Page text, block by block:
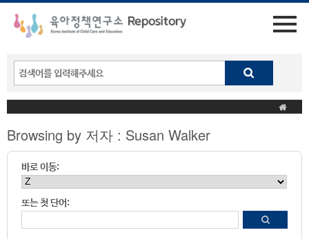
Browsing by 저자 : Susan Walker
바로 이동:
또는 첫 단어: